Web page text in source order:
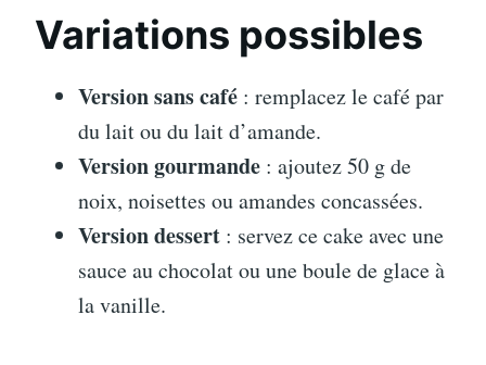
Variations possibles
Version sans café : remplacez le café par
du lait ou du lait d’amande.
Version gourmande : ajoutez 50 g de
noix, noisettes ou amandes concassées.
Version dessert : servez ce cake avec une
sauce au chocolat ou une boule de glace à
la vanille.